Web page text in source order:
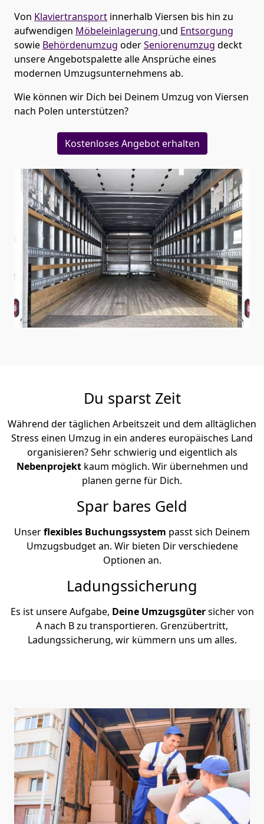
Von Klaviertransport innerhalb Viersen bis hin zu
aufwendigen Möbeleinlagerung und Entsorgung
sowie Behördenumzug oderSeniorenumzug deckt
unsere Angebotspalette alle Ansprüche eines
modernen Umzugsunternehmens ab.
Wie können wir Dich bei Deinem Umzug von Viersen
nach Polen unterstützen?
Kostenloses Angebot erhalten
Du sparst Zeit
Während der täglichen Arbeitszeit und dem alltäglichen
Stress einen Umzug in ein anderes europäisches Land
organisieren? Sehr schwierig und eigentlich als
Nebenprojekt kaum möglich. Wir übernehmen und
planen gerne für Dich.
Spar bares Geld
Unserflexibles Buchungssystem passt sich Deinem
Umzugsbudget an. Wir bieten Dir verschiedene
Optionen an.
Ladungssicherung
Es ist unsere Aufgabe, Deine Umzugsgütersicher von
A nach B zu transportieren. Grenzübertritt,
Ladungssicherung, wir kümmern uns um alles.